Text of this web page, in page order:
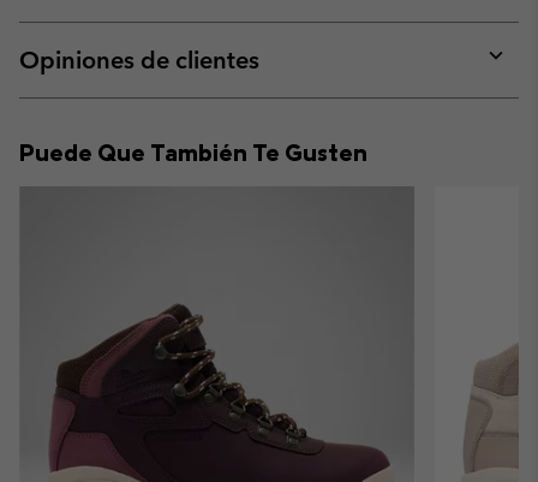
or
Opiniones de clientes
or
Puede Que También Te Gusten